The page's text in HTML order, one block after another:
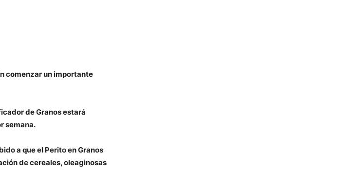
comenzar un importante
de Granos estará
semana.
a que el Perito en Granos
de cereales, oleaginosas